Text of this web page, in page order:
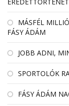
MÁSFÉL
FÁSY ÁDÁM
JOBB ADNI,
SPORTOLÓK
FÁSY ÁDÁM